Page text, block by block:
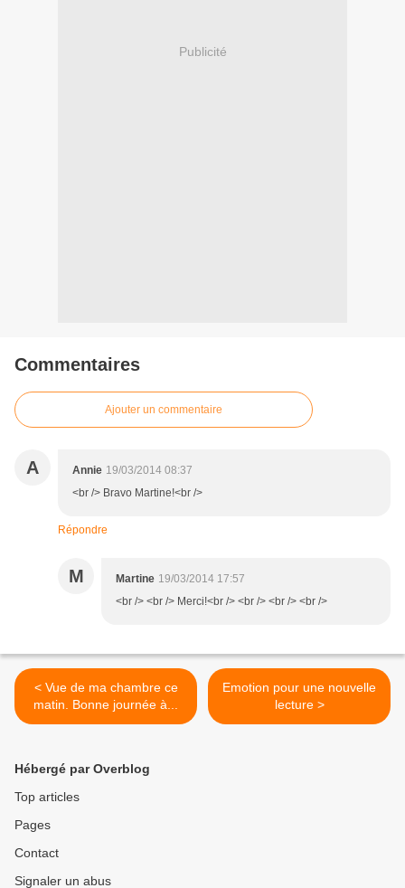
Publicité
Commentaires
Ajouter un commentaire
A Annie 19/03/2014 08:37
<br /> Bravo Martine!<br />
Répondre
M Martine 19/03/2014 17:57
<br /> <br /> Merci!<br /> <br /> <br /> <br />
< Vue de ma chambre ce
matin. Bonne journée à...
Emotion pour une nouvelle
lecture >
Hébergé par Overblog
Top articles
Pages
Contact
Signaler un abus